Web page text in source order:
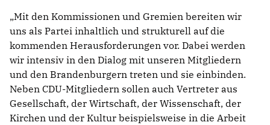
Mit den Kommissionen und Gremien bereiten wir
uns als Partei inhaltlich und strukturell auf die
kommenden Herausforderungen vor. Dabei werden
wir intensiv in den Dialog mit unseren Mitgliedern
und den Brandenburgern treten und sie einbinden.
Neben CDU-Mitgliedern sollen auch Vertreter aus
Gesellschaft, der Wirtschaft, der Wissenschaft, der
Kirchen und der Kultur beispielsweise in die Arbeit